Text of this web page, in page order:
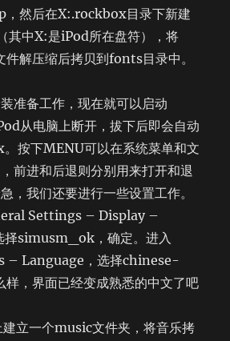
然后在X:.rockbox目录下新建
其中X:是iPod所在盘符），将
解压缩后拷贝到fonts目录中。
准备工作，现在就可以启动
从电脑上断开，拔下后即会自动
按下MENU可以在系统菜单和文
前进和后退则分别用来打开和退
，我们还要进行一些设置工作。
Settings – Display –
simusm_ok，确定。进入
– Language，选择chinese-
，界面已经变成熟悉的中文了吧
立一个music文件夹，将音乐拷